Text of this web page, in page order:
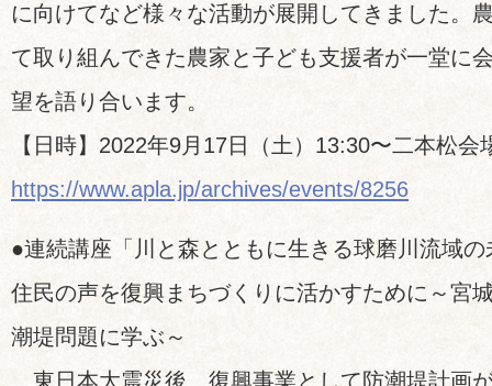
に向けてなど様々な活動が展開してきました。
て取り組んできた農家と子ども支援者が一堂に
望を語り合います。
【日時】2022年9月17日（土）13:30〜二本松会
https://www.apla.jp/archives/events/8256
●連続講座「川と森とともに生きる球磨川流域
住民の声を復興まちづくりに活かすために～宮
潮堤問題に学ぶ～
東日本大震災後、復興事業として防潮堤計画